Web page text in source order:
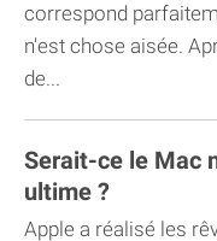
correspond
n'est chose aisée.
de...
Serait-ce le Mac
ultime ?
Apple a réalisé les